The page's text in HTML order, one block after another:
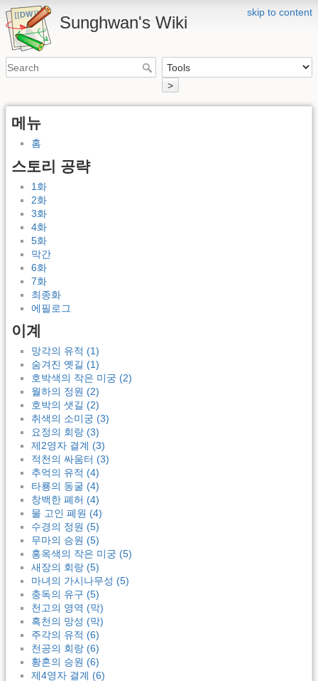
skip to content
Sunghwan's Wiki
>
메뉴
홈
스토리 공략
1화
2화
3화
4화
5화
막간
6화
7화
최종화
에필로그
이계
망각의 유적 (1)
숨겨진 옛길 (1)
호박색의 작은 미궁 (2)
월하의 정원 (2)
호박의 샛길 (2)
취색의 소미궁 (3)
요정의 회랑 (3)
제2영자 결계 (3)
적천의 싸움터 (3)
추억의 유적 (4)
타룡의 동굴 (4)
창백한 폐허 (4)
물 고인 폐원 (4)
수경의 정원 (5)
무마의 승원 (5)
홍옥색의 작은 미궁 (5)
새장의 회랑 (5)
마녀의 가시나무성 (5)
충독의 유구 (5)
천고의 영역 (막)
흑천의 망성 (막)
주각의 유적 (6)
천공의 회랑 (6)
황혼의 승원 (6)
제4영자 결계 (6)